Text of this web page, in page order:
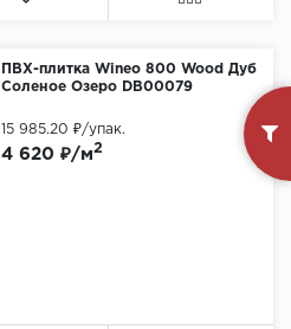
ПВХ-плитка Wineo 800 Wood Дуб
Соленое Озеро DB00079
4 620 ₽/м2
15 985.20 ₽/упак.